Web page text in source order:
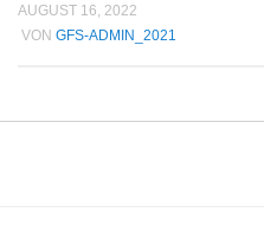
AUGUST 16, 2022
VON GFS-ADMIN_2021